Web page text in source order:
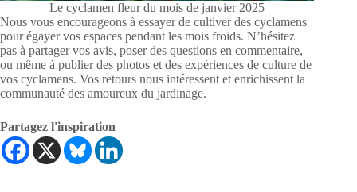
Le cyclamen fleur du mois de janvier 2025
Nous vous encourageons à essayer de cultiver des cyclamens
pour égayer vos espaces pendant les mois froids. N’hésitez
pas à partager vos avis, poser des questions en commentaire,
ou même à publier des photos et des expériences de culture de
vos cyclamens. Vos retours nous intéressent et enrichissent la
communauté des amoureux du jardinage.
Partagez l'inspiration